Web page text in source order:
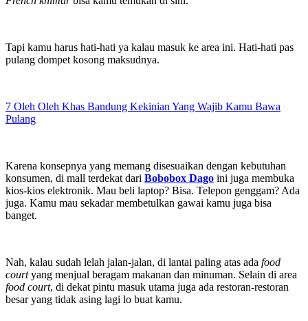
Tapi kamu harus hati-hati ya kalau masuk ke area ini. Hati-hati pas
pulang dompet kosong maksudnya.
7 Oleh Oleh Khas Bandung Kekinian Yang Wajib Kamu Bawa
Pulang
Karena konsepnya yang memang disesuaikan dengan kebutuhan
konsumen, di mall terdekat dari Bobobox Dago ini juga membuka
kios-kios elektronik. Mau beli laptop? Bisa. Telepon genggam? Ada
juga. Kamu mau sekadar membetulkan gawai kamu juga bisa
banget.
Nah, kalau sudah lelah jalan-jalan, di lantai paling atas ada food
courtyang menjual beragam makanan dan minuman. Selain di area
food court, di dekat pintu masuk utama juga ada restoran-restoran
besar yang tidak asing lagi lo buat kamu.